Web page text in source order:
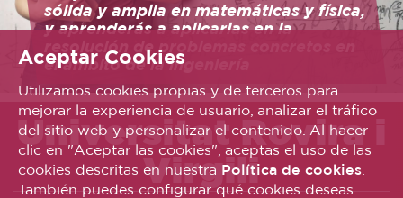
Aceptar Cookies
Utilizamos cookies propias y de terceros para
mejorar la experiencia de usuario, analizar el tráfico
del sitio web y personalizar el contenido. Al hacer
clic en "Aceptar las cookies", aceptas el uso de las
cookies descritas en nuestra Política de cookies
También puedes configurar qué cookies deseas
sólida y amplia en matemáticas y física,
y aprenderás a aplicarlas en la
resolución de problemas concretos en
el ámbito de la ingeniería
Universitat Rovira i
Virgili